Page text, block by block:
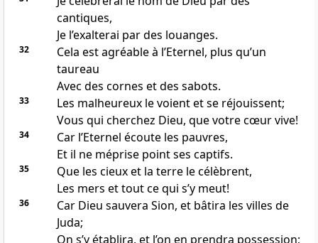
cantiques,
Je l’exalterai par des louanges.
32
Cela est agréable à l’Eternel, plus qu’un
taureau
Avec des cornes et des sabots.
33
Les malheureux le voient et se réjouissent;
Vous qui cherchez Dieu, que votre cœur vive!
34
Car l’Eternel écoute les pauvres,
Et il ne méprise point ses captifs.
35
Que les cieux et la terre le célèbrent,
Les mers et tout ce qui s’y meut!
36
Car Dieu sauvera Sion, et bâtira les villes de
Juda;
On s’y établira, et l’on en prendra possession;